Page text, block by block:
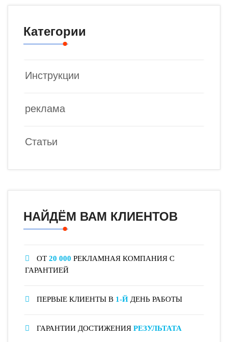
Категории
Инструкции
реклама
Статьи
НАЙДЁМ ВАМ КЛИЕНТОВ
ОТ 20 000 РЕКЛАМНАЯ КОМПАНИЯ С
ГАРАНТИЕЙ
ПЕРВЫЕ КЛИЕНТЫ В 1-Й ДЕНЬ РАБОТЫ
ГАРАНТИИ ДОСТИЖЕНИЯ РЕЗУЛЬТАТА